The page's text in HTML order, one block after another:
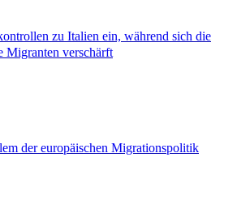
zu Italien ein, während sich die
Migranten verschärft
der europäischen Migrationspolitik